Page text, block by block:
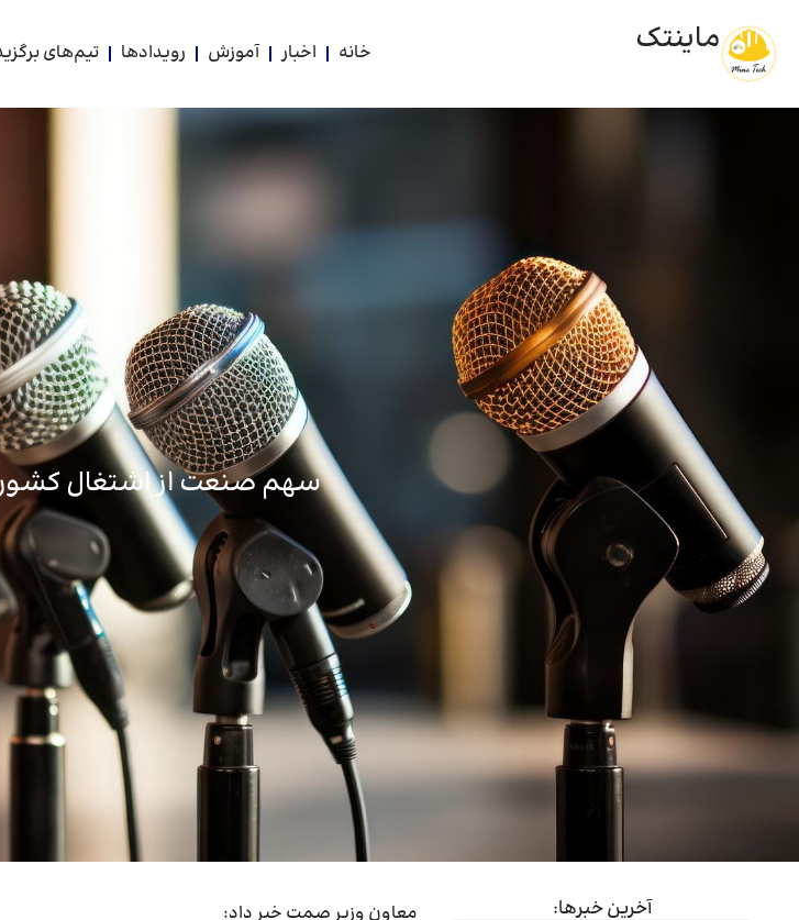
ماینتک خانه اخبار آموزش رویدادها تیم‌های
سهم صنعت از اشتغال کشور به 41
آخرین خبرها: معاون وزیر صمت خبر داد: